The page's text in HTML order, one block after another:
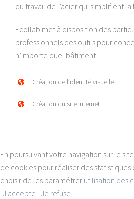
du travail de l’acier qui simplifient
Ecollab met à disposition des
professionnels des outils pour
n’importe quel bâtiment.
Création de l’identité visuelle
Création du site internet
En poursuivant votre navigation sur le
de cookies pour réaliser des statistiques
choisir de les paramétrer utilisation des
J'accepte Je refuse